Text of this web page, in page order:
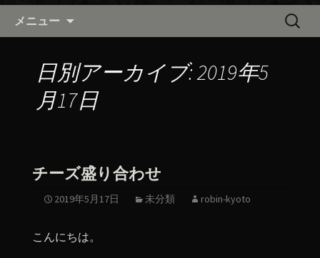
メニュー
検
日別アーカイブ: 2019年5
月17日
チーズ盛り合わせ
2019年5月17日 未分類 robin-kyoto
こんにちは。